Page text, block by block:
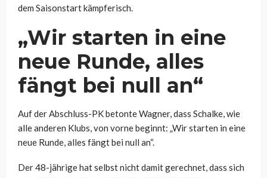
dem Saisonstart kämpferisch.
„Wir starten in eine
neue Runde, alles
fängt bei null an“
Auf der Abschluss-PK betonte Wagner, dass Schalke, wie
alle anderen Klubs, von vorne beginnt: „Wir starten in eine
neue Runde, alles fängt bei null an“.
Der 48-jährige hat selbst nicht damit gerechnet, dass sich